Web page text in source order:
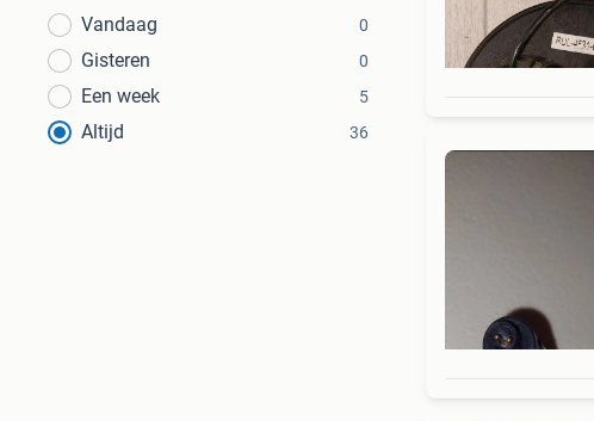
Vandaag
0
Gisteren 0
Een week 5
Altijd 36